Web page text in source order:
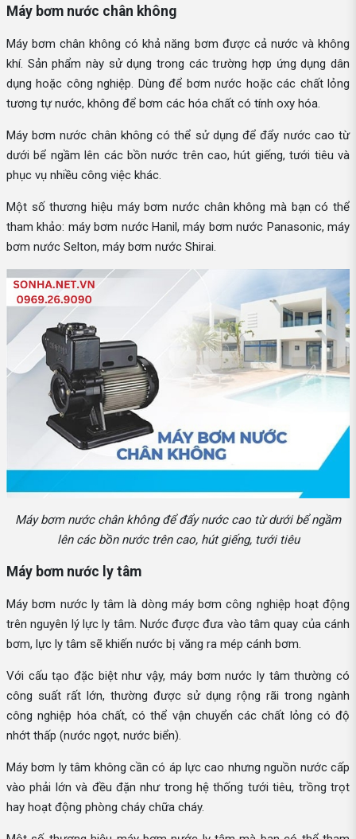
Máy bơm nước chân không
Máy bơm chân không có khả năng bơm được cả nước và không
khí. Sản phẩm này sử dụng trong các trường hợp ứng dụng dân
dụng hoặc công nghiệp. Dùng để bơm nước hoặc các chất lỏng
tương tự nước, không để bơm các hóa chất có tính oxy hóa.
Máy bơm nước chân không có thể sử dụng để đẩy nước cao từ
dưới bể ngầm lên các bồn nước trên cao, hút giếng, tưới tiêu và
phục vụ nhiều công việc khác.
Một số thương hiệu máy bơm nước chân không mà bạn có thể
tham khảo: máy bơm nước Hanil, máy bơm nước Panasonic, máy
bơm nước Selton, máy bơm nước Shirai.
Máy bơm nước chân không để đẩy nước cao từ dưới bể ngầm
lên các bồn nước trên cao, hút giếng, tưới tiêu
Máy bơm nước ly tâm
Máy bơm nước ly tâm là dòng máy bơm công nghiệp hoạt động
trên nguyên lý lực ly tâm. Nước được đưa vào tâm quay của cánh
bơm, lực ly tâm sẽ khiến nước bị văng ra mép cánh bơm.
Với cấu tạo đặc biệt như vậy, máy bơm nước ly tâm thường có
công suất rất lớn, thường được sử dụng rộng rãi trong ngành
công nghiệp hóa chất, có thể vận chuyển các chất lỏng có độ
nhớt thấp (nước ngọt, nước biển).
Máy bơm ly tâm không cần có áp lực cao nhưng nguồn nước cấp
vào phải lớn và đều đặn như trong hệ thống tưới tiêu, trồng trọt
hay hoạt động phòng cháy chữa cháy.